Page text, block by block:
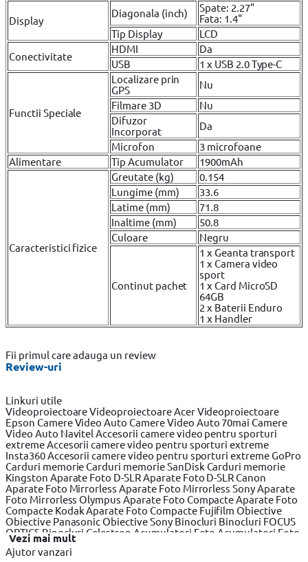
Display
Diagonala (inch)
Spate: 2.27"
Fata: 1.4"
Tip Display
LCD
Conectivitate
HDMI
Da
USB
1 x USB 2.0 Type-C
Functii Speciale
Localizare prin
GPS
Nu
Filmare 3D
Nu
Difuzor
Incorporat
Da
Microfon
3 microfoane
Alimentare
Tip Acumulator 1900mAh
Caracteristici fizice
Greutate (kg)
0.154
Lungime (mm)
33.6
Latime (mm)
71.8
Inaltime (mm)
50.8
Culoare
Negru
Continut pachet
1 x Geanta transport
1 x Camera video
sport
1 x Card MicroSD
64GB
2 x Baterii Enduro
1 x Handler
Fii primul care adauga un review
Review-uri
Linkuri utile
VideoproiectoareVideoproiectoare AcerVideoproiectoare
Epson Camere Video AutoCamere Video Auto 70maiCamere
Video Auto NavitelAccesorii camere video pentru sporturi
extremeAccesorii camere video pentru sporturi extreme
Insta360Accesorii camere video pentru sporturi extreme GoPro
Carduri memorieCarduri memorie SanDisk Carduri memorie
Kingston Aparate Foto D-SLRAparate Foto D-SLR Canon
Aparate Foto MirrorlessAparate Foto Mirrorless SonyAparate
Foto Mirrorless OlympusAparate Foto CompacteAparate Foto
Compacte KodakAparate Foto Compacte FujifilmObiective
Obiective PanasonicObiective Sony Binocluri Binocluri FOCUS
OPTICS Binocluri Celestron Acumulatori Foto Acumulatori Foto
Varta Acumulatori Foto Duracell
UgreenCard reader Axagon
Vezi mai mult
Ajutor vanzari